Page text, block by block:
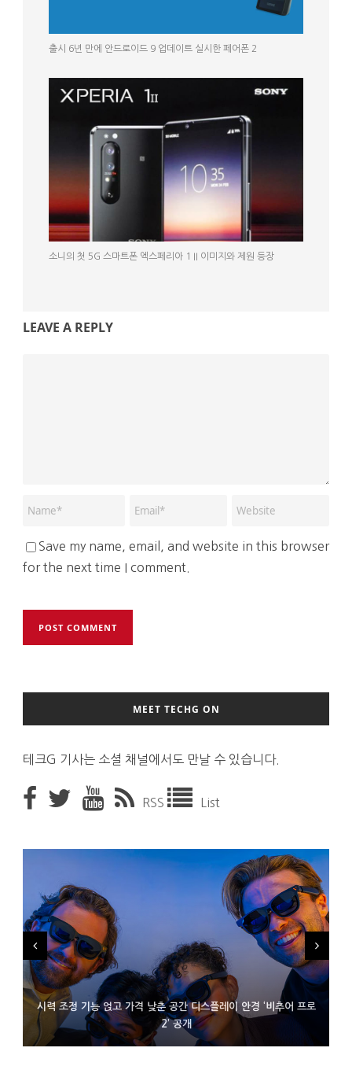
출시 6년 만에 안드로이드 9 업데이트 실시한 페어폰 2
소니의 첫 5G 스마트폰 엑스페리아 1 II 이미지와 제원 등장
LEAVE A REPLY
Save my name, email, and website in this browser
for the next time I comment.
MEET TECHG ON
테크G 기사는 소셜 채널에서도 만날 수 있습니다.
RSS List
시력 조정 기능 얹고 가격 낮춘 공간 디스플레이 안경 ‘비추어 프로
2’ 공개
D램 부족에 10억달러어치 아이폰18 프로세서 패키징 대기 중
300~400달러 반지형 스피커 준비하는 오픈AI